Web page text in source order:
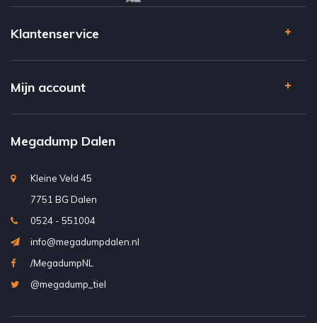
Klantenservice
Mijn account
Megadump Dalen
Kleine Veld 45
7751 BG Dalen
0524 - 551004
info@megadumpdalen.nl
/MegadumpNL
@megadump_tiel